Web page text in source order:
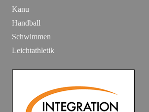
Kanu
Handball
Schwimmen
Leichtathletik